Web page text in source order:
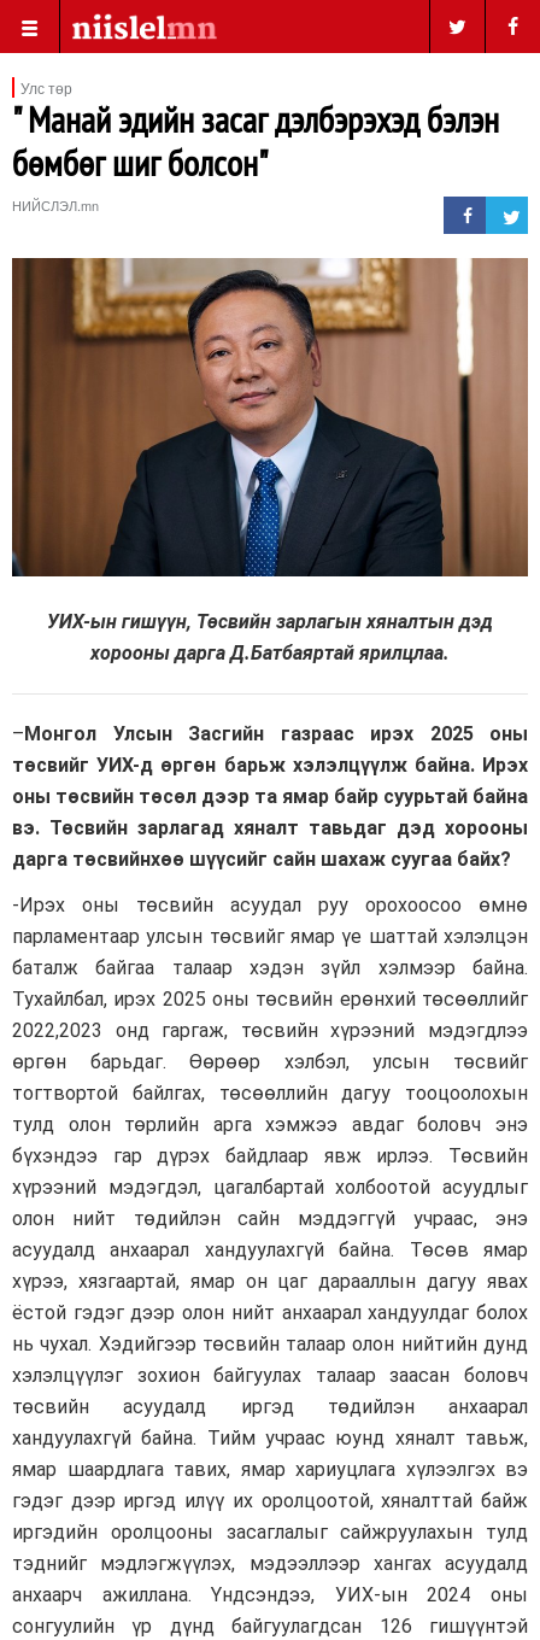
Улс төр
" Манай эдийн засаг дэлбэрэхэд бэлэн
бөмбөг шиг болсон"
НИЙСЛЭЛ.mn
УИХ-ын гишүүн, Төсвийн зарлагын хяналтын дэд
хорооны дарга Д.Батбаяртай ярилцлаа.
– Монгол Улсын Засгийн газраас ирэх 2025 оны
төсвийг УИХ-д өргөн барьж хэлэлцүүлж байна. Ирэх
оны төсвийн төсөл дээр та ямар байр суурьтай байна
вэ. Төсвийн зарлагад хяналт тавьдаг дэд хорооны
дарга төсвийнхөө шүүсийг сайн шахаж суугаа байх?
-Ирэх оны төсвийн асуудал руу орохоосоо өмнө
парламентаар улсын төсвийг ямар үе шаттай хэлэлцэн
баталж байгаа талаар хэдэн зүйл хэлмээр байна.
Тухайлбал, ирэх 2025 оны төсвийн ерөнхий төсөөллийг
2022,2023 онд гаргаж, төсвийн хүрээний мэдэгдлээ
өргөн барьдаг. Өөрөөр хэлбэл, улсын төсвийг
тогтвортой байлгах, төсөөллийн дагуу тооцоолохын
тулд олон төрлийн арга хэмжээ авдаг боловч энэ
бүхэндээ гар дүрэх байдлаар явж ирлээ. Төсвийн
хүрээний мэдэгдэл, цагалбартай холбоотой асуудлыг
олон нийт төдийлэн сайн мэддэггүй учраас, энэ
асуудалд анхаарал хандуулахгүй байна. Төсөв ямар
хүрээ, хязгаартай, ямар он цаг дарааллын дагуу явах
ёстой гэдэг дээр олон нийт анхаарал хандуулдаг болох
нь чухал. Хэдийгээр төсвийн талаар олон нийтийн дунд
хэлэлцүүлэг зохион байгуулах талаар заасан боловч
төсвийн асуудалд иргэд төдийлэн анхаарал
хандуулахгүй байна. Тийм учраас юунд хяналт тавьж,
ямар шаардлага тавих, ямар хариуцлага хүлээлгэх вэ
гэдэг дээр иргэд илүү их оролцоотой, хяналттай байж
иргэдийн оролцооны засаглалыг сайжруулахын тулд
тэднийг мэдлэгжүүлэх, мэдээллээр хангах асуудалд
анхаарч ажиллана. Үндсэндээ, УИХ-ын 2024 оны
сонгуулийн үр дүнд байгуулагдсан 126 гишүүнтэй